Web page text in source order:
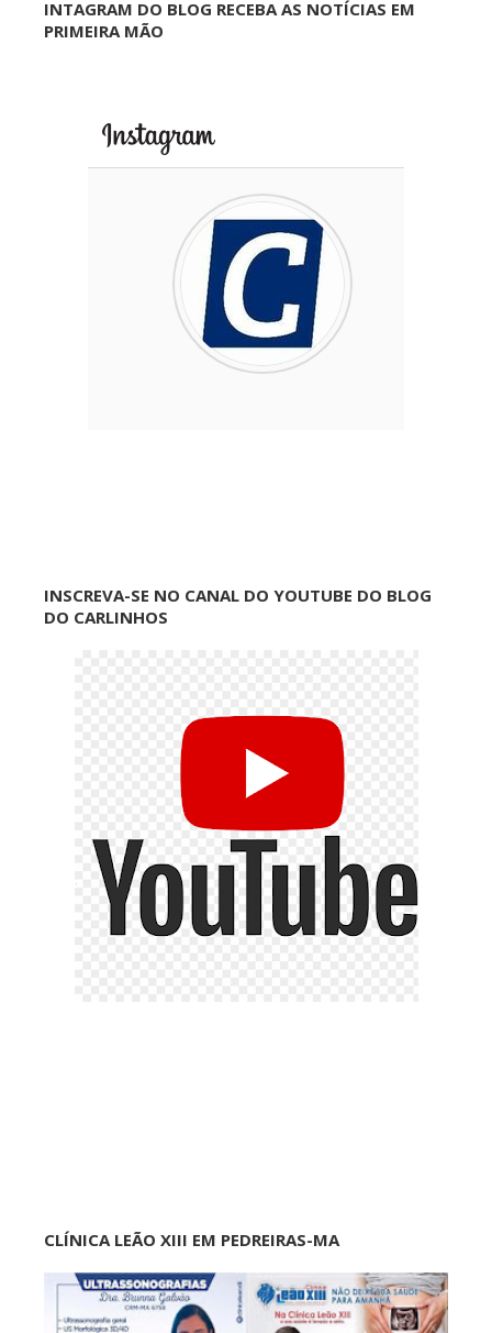
INTAGRAM DO BLOG RECEBA AS NOTÍCIAS EM
PRIMEIRA MÃO
INSCREVA-SE NO CANAL DO YOUTUBE DO BLOG
DO CARLINHOS
CLÍNICA LEÃO XIII EM PEDREIRAS-MA